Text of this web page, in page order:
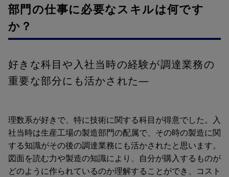
部門の仕事に必要なスキルは何です
か？
好きな科目や入社当時の経験が調達業務の
重要な部分にも活かされた―
理数系が好きで、特に技術に関する科目が得意でした。入
社当時は生産工場の製造部門の配属で、その時の製造に関
する知識がその後の調達業務にも活かされたと思います。
図面を読む力や製造の知識により、自分が購入するものが
どのように作られているのか理解することができ、コスト